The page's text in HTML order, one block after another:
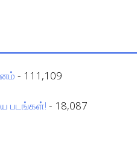
- 111,109
படங்கள்! - 18,087